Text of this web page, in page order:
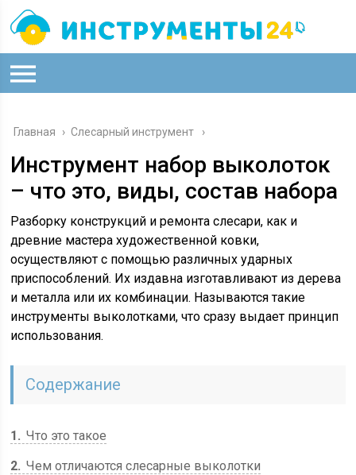
Главная › Слесарный инструмент
Инструмент набор выколоток
– что это, виды, состав набора
Разборку конструкций и ремонта слесари, как и
древние мастера художественной ковки,
осуществляют с помощью различных ударных
приспособлений. Их издавна изготавливают из дерева
и металла или их комбинации. Называются такие
инструменты выколотками, что сразу выдает принцип
использования.
Содержание
1
Что это такое
2 Чем отличаются слесарные выколотки